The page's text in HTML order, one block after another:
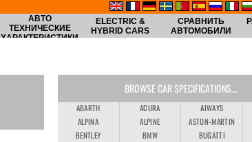
АВТО
ТЕХНИЧЕСКИЕ
ХАРАКТЕРИСТИКИ
ELECTRIC &
HYBRID CARS
СРАВНИТЬ
АВТОМОБИЛИ
BROWSE CAR SPECIFICATIONS...
ABARTH ACURA AIWAYS
ALPINA
ALPINE ASTON-MARTIN
BENTLEY
BMW BUGATTI